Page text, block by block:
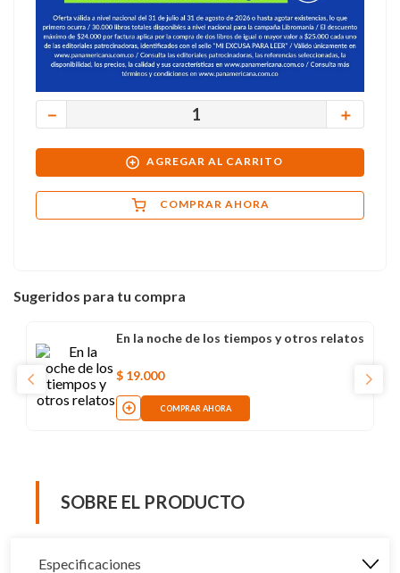
＋
－
AGREGAR AL CARRITO
COMPRAR AHORA
Sugeridos para tu compra
En la noche de los tiempos y otros relatos
$ 19.000
COMPRAR AHORA
SOBRE EL PRODUCTO
Especificaciones